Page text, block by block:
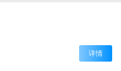
详情